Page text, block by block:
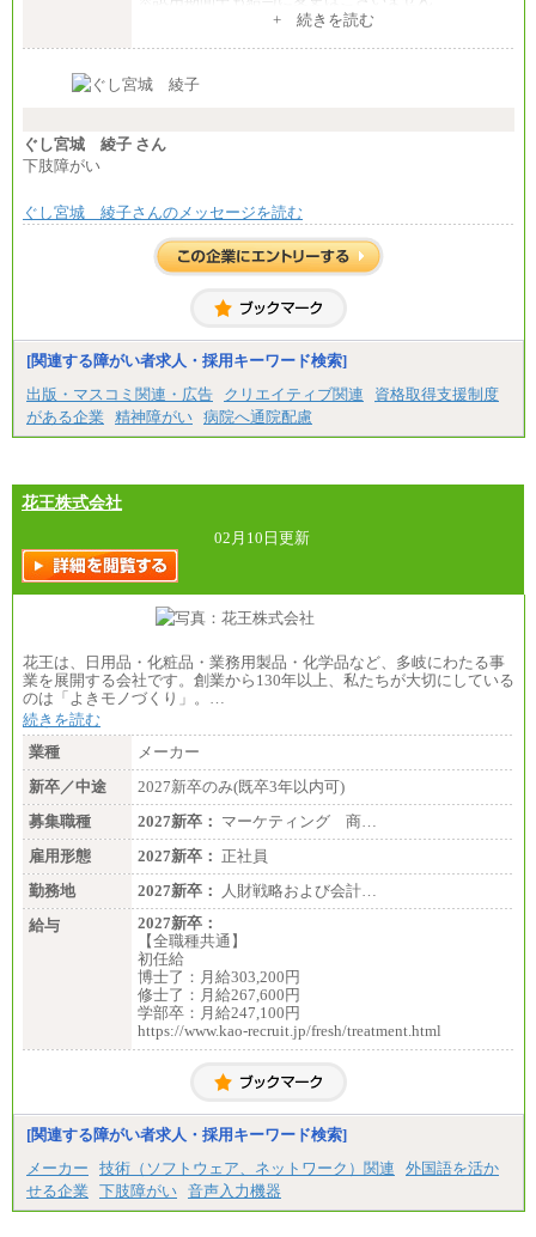
月給370,000円～
ます。
の各種手当を含む金額です）
+ 続きを読む
ぐし宮城 綾子 さん
下肢障がい
ぐし宮城 綾子さんのメッセージを読む
[関連する障がい者求人・採用キーワード検索]
出版・マスコミ関連・広告
クリエイティブ関連
資格取得支援制度
がある企業
精神障がい 病院へ通院配慮
花王株式会社
02月10日更新
花王は、日用品・化粧品・業務用製品・化学品など、多岐にわたる事
業を展開する会社です。創業から130年以上、私たちが大切にしている
のは「よきモノづくり」。…
続きを読む
業種
メーカー
新卒／中途
2027新卒のみ(既卒3年以内可)
募集職種
2027新卒： マーケティング 商…
雇用形態
2027新卒： 正社員
勤務地
2027新卒：
人財戦略および会計…
給与
2027新卒：
【全職種共通】
初任給
博士了：月給303,200円
修士了：月給267,600円
学部卒：月給247,100円
https://www.kao-recruit.jp/fresh/treatment.html
[関連する障がい者求人・採用キーワード検索]
メーカー
技術（ソフトウェア、ネットワーク）関連
外国語を活か
せる企業
下肢障がい 音声入力機器